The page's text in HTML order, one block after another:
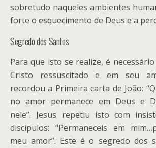
sobretudo naqueles ambientes
forte o esquecimento de Deus e a
Segredo dos Santos
Para que isto se realize, é
Cristo ressuscitado e em seu
recordou a Primeira carta de João:
no amor permanece em Deus e
nele”. Jesus repetiu isto com
discípulos: “Permaneceis em
meu amor”. Este é o segredo dos